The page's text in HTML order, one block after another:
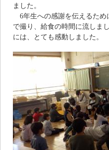
ました。
6年生への感謝を伝えるため
で撮り、給食の時間に流しま
には、とても感動しました。